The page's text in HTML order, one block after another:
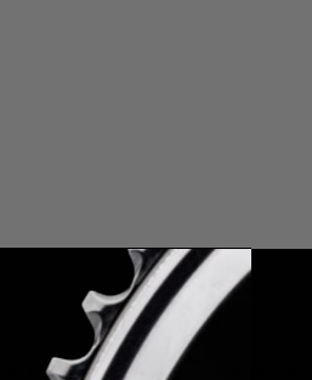
los aranceles, impuestos y gastos de